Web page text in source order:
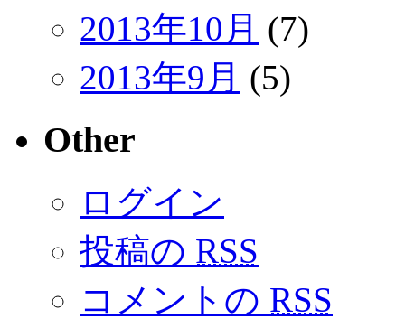
2013年10月 (7)
2013年9月 (5)
Other
ログイン
投稿の RSS
コメントの RSS